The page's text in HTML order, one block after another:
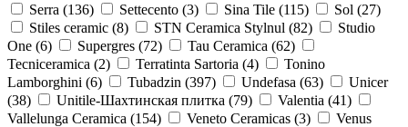
Serra (136) Settecento (3) Sina Tile (115) Sol (27)
Stiles ceramic (8) STN Ceramica Stylnul (82)
Studio
One (6) Supergres (72) Tau Ceramica (62)
Tecniceramica (2) Terratinta Sartoria (4)
Tonino
Lamborghini (6) Tubadzin (397) Undefasa (63)
Unicer
(38) Unitile-Шахтинская плитка (79) Valentia (41)
Vallelunga Ceramica (154) Veneto Ceramicas (3)
Venus